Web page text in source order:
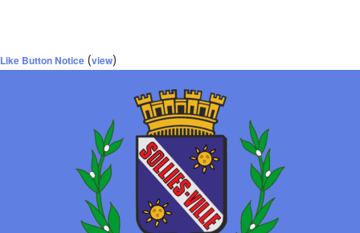
Like Button Notice (view)